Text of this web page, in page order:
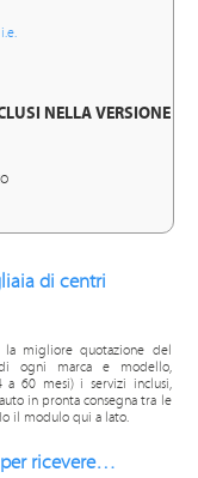
NELLA VERSIONE
di centri
la migliore quotazione del
ogni marca e modello,
a 60 mesi) i servizi inclusi,
in pronta consegna tra le
il modulo qui a lato.
ricevere…